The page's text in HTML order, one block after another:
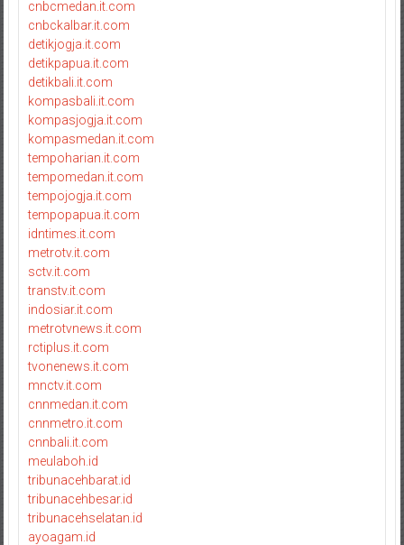
cnbcmedan.it.com
cnbckalbar.it.com
detikjogja.it.com
detikpapua.it.com
detikbali.it.com
kompasbali.it.com
kompasjogja.it.com
kompasmedan.it.com
tempoharian.it.com
tempomedan.it.com
tempojogja.it.com
tempopapua.it.com
idntimes.it.com
metrotv.it.com
sctv.it.com
transtv.it.com
indosiar.it.com
metrotvnews.it.com
rctiplus.it.com
tvonenews.it.com
mnctv.it.com
cnnmedan.it.com
cnnmetro.it.com
cnnbali.it.com
meulaboh.id
tribunacehbarat.id
tribunacehbesar.id
tribunacehselatan.id
ayoagam.id